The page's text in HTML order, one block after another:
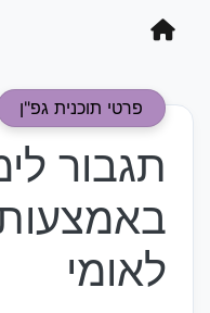
פרטי תוכנית גפ"ן
תגבור
לאומי